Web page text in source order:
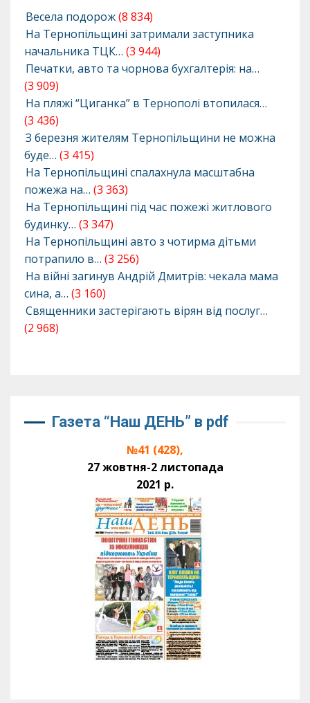
Весела подорож(8 834)
На Тернопільщині затримали заступника
начальника ТЦК… (3 944)
Печатки, авто та чорнова бухгалтерія: на…
(3 909)
На пляжі “Циганка” в Тернополі втопилася…
(3 436)
З березня жителям Тернопільщини не можна
буде… (3 415)
На Тернопільщині спалахнула масштабна
пожежа на… (3 363)
На Тернопільщині під час пожежі житлового
будинку… (3 347)
На Тернопільщині авто з чотирма дітьми
потрапило в… (3 256)
На війні загинув Андрій Дмитрів: чекала мама
сина, а… (3 160)
Священники застерігають вірян від послуг…
(2 968)
Газета “Наш ДЕНЬ” в pdf
№41 (428),
27 жовтня-2 листопада
2021 р.